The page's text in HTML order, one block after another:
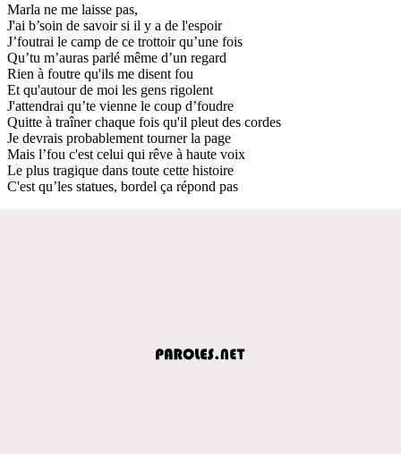
Marla ne me laisse pas,
J'ai b’soin de savoir si il y a de l'espoir
J’foutrai le camp de ce trottoir qu’une fois
Qu’tu m’auras parlé même d’un regard
Rien à foutre qu'ils me disent fou
Et qu'autour de moi les gens rigolent
J'attendrai qu’te vienne le coup d’foudre
Quitte à traîner chaque fois qu'il pleut des cordes
Je devrais probablement tourner la page
Mais l’fou c'est celui qui rêve à haute voix
Le plus tragique dans toute cette histoire
C'est qu’les statues, bordel ça répond pas